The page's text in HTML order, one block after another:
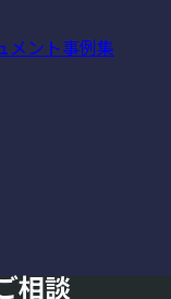
メント事例集
相談